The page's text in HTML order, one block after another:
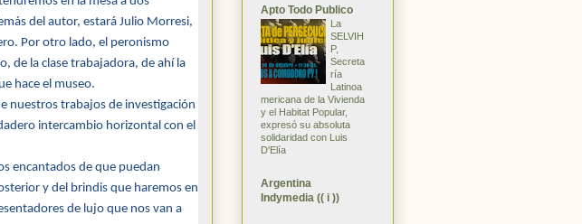
del autor, estará Julio Morresi,
Por otro lado, el peronismo
de la clase trabajadora, de ahí la
hace el museo.
nuestros trabajos de investigación
intercambio horizontal con el
encantados de que puedan
y del brindis que haremos en
de lujo que nos van a
Apto Todo Publico
La
SELVIH
P,
Secreta
ría
Latinoa
mericana de la Vivienda
y el Habitat Popular,
expresó su absoluta
solidaridad con Luis
D'Elía
Argentina
Indymedia (( i ))